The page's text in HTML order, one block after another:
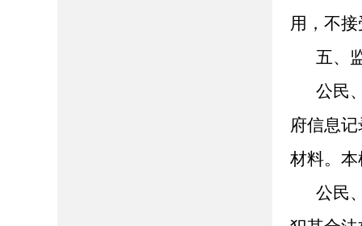
用，不
五、
公民
府信息
材料。
公民